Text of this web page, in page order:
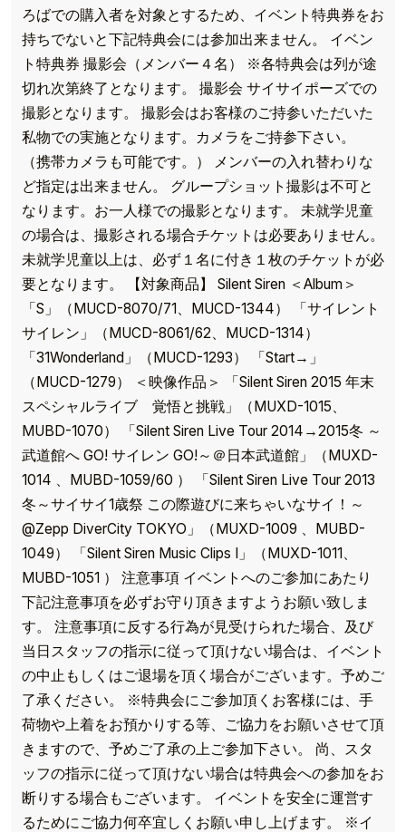
ろばでの購入者を対象とするため、イベント特典券をお
持ちでないと下記特典会には参加出来ません。 イベン
ト特典券 撮影会（メンバー４名） ※各特典会は列が途
切れ次第終了となります。 撮影会 サイサイポーズでの
撮影となります。 撮影会はお客様のご持参いただいた
私物での実施となります。カメラをご持参下さい。
（携帯カメラも可能です。） メンバーの入れ替わりな
ど指定は出来ません。 グループショット撮影は不可と
なります。お一人様での撮影となります。 未就学児童
の場合は、撮影される場合チケットは必要ありません。
未就学児童以上は、必ず１名に付き１枚のチケットが必
要となります。 【対象商品】 Silent Siren ＜Album＞
「S」（MUCD-8070/71、MUCD-1344） 「サイレント
サイレン」（MUCD-8061/62、MUCD-1314）
「31Wonderland」（MUCD-1293） 「Start→」
（MUCD-1279） ＜映像作品＞ 「Silent Siren 2015 年末
スペシャルライブ 覚悟と挑戦」（MUXD-1015、
MUBD-1070） 「Silent Siren Live Tour 2014→2015冬 ～
武道館へ GO! サイレン GO!～＠日本武道館」（MUXD-
1014 、MUBD-1059/60 ） 「Silent Siren Live Tour 2013
冬～サイサイ1歳祭 この際遊びに来ちゃいなサイ！～
@Zepp DiverCity TOKYO」（MUXD-1009 、MUBD-
1049） 「Silent Siren Music Clips I」（MUXD-1011、
MUBD-1051 ） 注意事項 イベントへのご参加にあたり
下記注意事項を必ずお守り頂きますようお願い致しま
す。
注意事項に反する行為が見受けられた場合、及び
当日スタッフの指示に従って頂けない場合は、イベント
の中止もしくはご退場を頂く場合がございます。予めご
了承ください。
※特典会にご参加頂くお客様には、手
荷物や上着をお預かりする等、ご協力をお願いさせて頂
きますので、予めご了承の上ご参加下さい。
尚、スタ
ッフの指示に従って頂けない場合は特典会への参加をお
断りする場合もございます。
イベントを安全に運営す
るためにご協力何卒宜しくお願い申し上げます。
※イ